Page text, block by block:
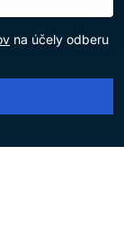
na účely odberu